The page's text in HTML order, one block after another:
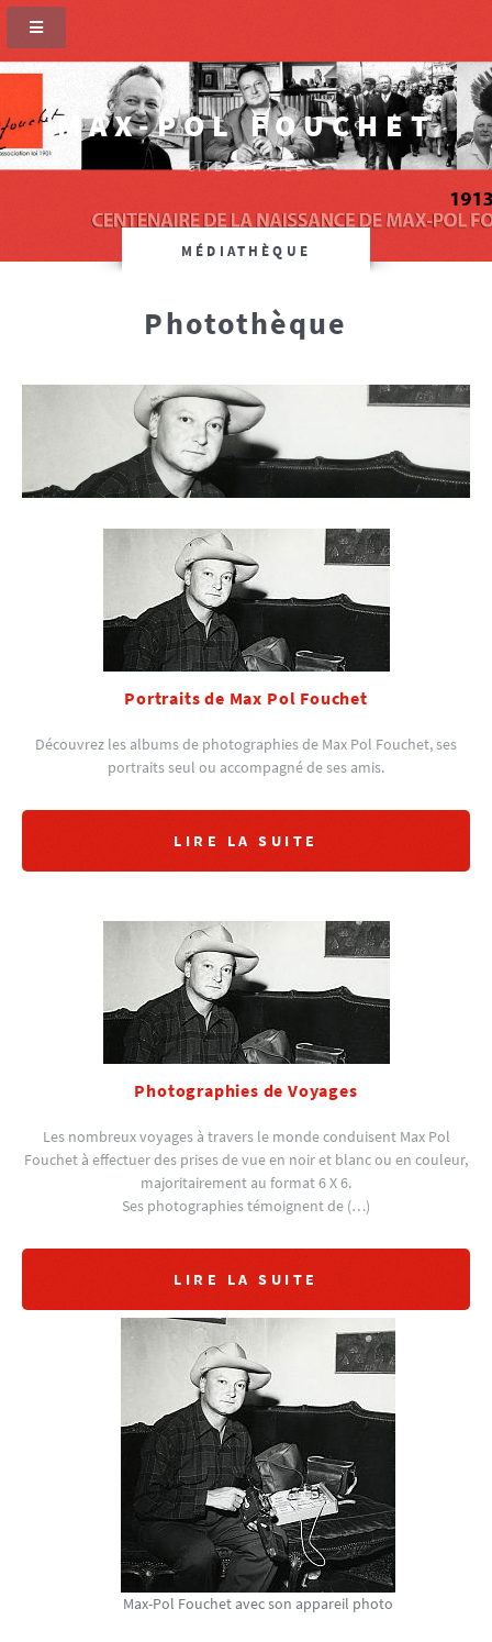
MAX-POL FOUCHET
SITE OFFICIEL
MÉDIATHÈQUE
Photothèque
Portraits de Max Pol Fouchet
Découvrez les albums de photographies de Max Pol Fouchet, ses
portraits seul ou accompagné de ses amis.
LIRE LA SUITE
Photographies de Voyages
Les nombreux voyages à travers le monde conduisent Max Pol
Fouchet à effectuer des prises de vue en noir et blanc ou en couleur,
majoritairement au format 6 X 6.
Ses photographies témoignent de (…)
LIRE LA SUITE
Max-Pol Fouchet avec son appareil photo